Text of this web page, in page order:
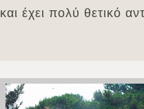
και έχει πολύ θετικό